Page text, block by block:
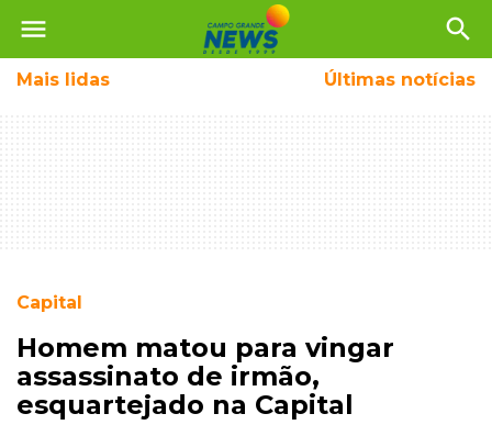
menu search
Mais lidas Últimas notícias
Capital
Homem matou para vingar
assassinato de irmão,
esquartejado na Capital